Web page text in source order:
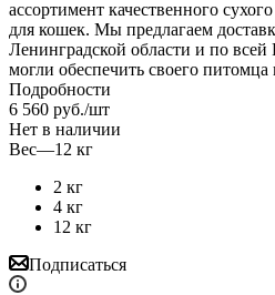
ассортимент качественного
для кошек. Мы предлагаем
Ленинградской области и по всей
могли обеспечить своего
Подробности
6 560 руб./шт
Нет в наличии
Вес—12 кг
2 кг
4 кг
12 кг
Подписаться